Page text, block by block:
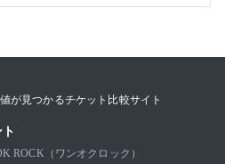
が見つかるチケット比較サイト
ROCK（ワンオクロック）